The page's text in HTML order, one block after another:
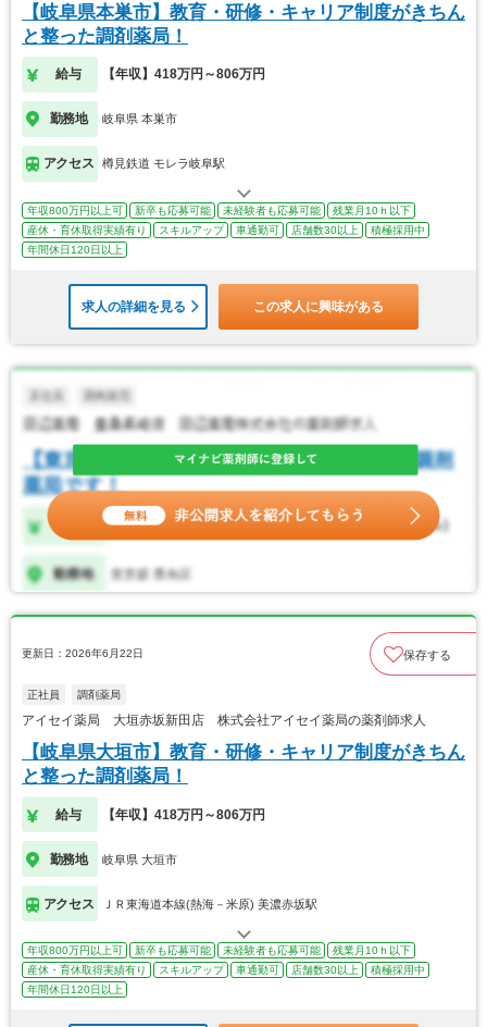
【岐阜県本巣市】教育・研修・キャリア制度がきちん
と整った調剤薬局！
給与 【年収】418万円～806万円
勤務地 岐阜県 本巣市
アクセス 樽見鉄道 モレラ岐阜駅
年収800万円以上可 新卒も応募可能 未経験者も応募可能
残業月10ｈ以下
産休・育休取得実績有り
スキルアップ 車通勤可 店舗数30以上
積極採用中
年間休日120日以上
求人の詳細を見る この求人に興味がある
更新日：2026年6月22日 保存する
正社員 調剤薬局
アイセイ薬局 大垣赤坂新田店 株式会社アイセイ薬局の薬剤師求人
【岐阜県大垣市】教育・研修・キャリア制度がきちん
と整った調剤薬局！
給与 【年収】418万円～806万円
勤務地 岐阜県 大垣市
アクセス ＪＲ東海道本線(熱海－米原) 美濃赤坂駅
年収800万円以上可 新卒も応募可能 未経験者も応募可能
残業月10ｈ以下
産休・育休取得実績有り
スキルアップ 車通勤可 店舗数30以上
積極採用中
年間休日120日以上